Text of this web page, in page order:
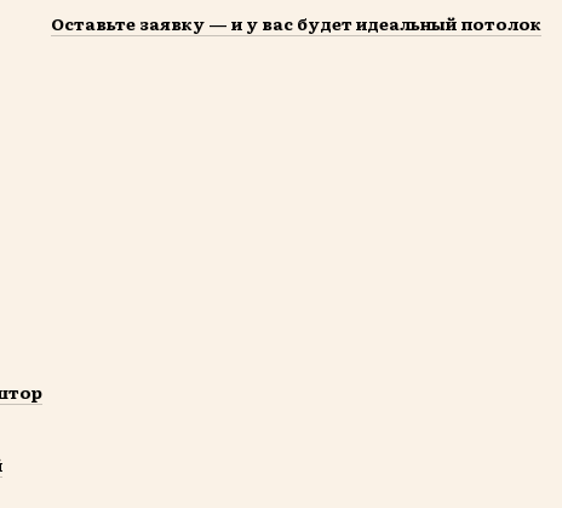
Оставьте заявку — и у вас будет идеальный потолок